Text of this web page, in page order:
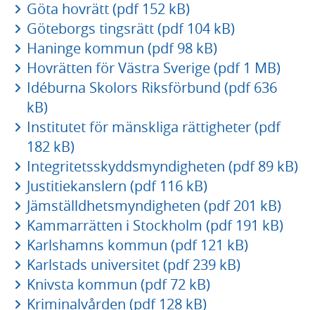
Göta hovrätt (pdf 152 kB)
Göteborgs tingsrätt (pdf 104 kB)
Haninge kommun (pdf 98 kB)
Hovrätten för Västra Sverige (pdf 1 MB)
Idéburna Skolors Riksförbund (pdf 636
kB)
Institutet för mänskliga rättigheter (pdf
182 kB)
Integritetsskyddsmyndigheten (pdf 89 kB)
Justitiekanslern (pdf 116 kB)
Jämställdhetsmyndigheten (pdf 201 kB)
Kammarrätten i Stockholm (pdf 191 kB)
Karlshamns kommun (pdf 121 kB)
Karlstads universitet (pdf 239 kB)
Knivsta kommun (pdf 72 kB)
Kriminalvården (pdf 128 kB)